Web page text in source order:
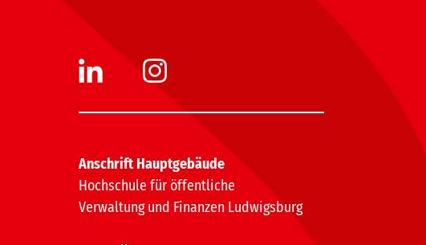
Anschrift Hauptgebäude
Hochschule für öffentliche
Verwaltung und Finanzen Ludwigsburg